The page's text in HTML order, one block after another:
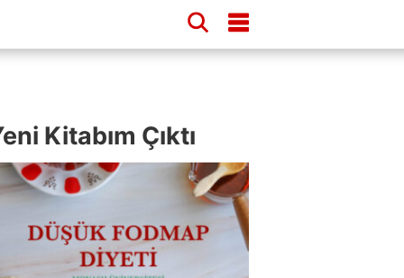
Kitabım Çıktı